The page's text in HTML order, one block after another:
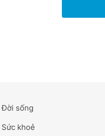
Đời sống
Sức khoẻ